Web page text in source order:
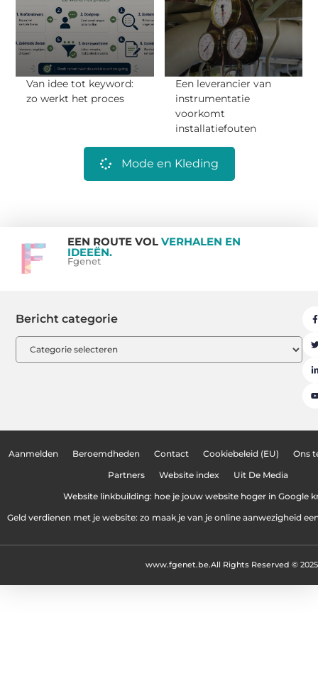
Van idee tot keyword:
zo werkt het proces
Een leverancier van
instrumentatie
voorkomt
installatiefouten
Mode en Kleding
EEN ROUTE VOL VERHALEN EN
IDEEËN.
Fgenet
Bericht categorie
Aanmelden Beroemdheden Contact Cookiebeleid (EU) Ons
Partners Website index Uit De Media
Website linkbuilding: hoe je jouw website hoger in Google
Geld verdienen met je website: zo maak je van je online aanwezigheid
All Rights Reserved © 2025
www.fgenet.be.